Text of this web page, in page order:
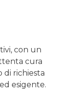
con un
cura
di richiesta
esigente.